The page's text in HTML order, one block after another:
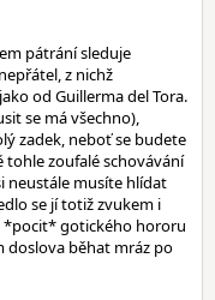
pátrání sleduje
z nichž
od Guillerma del Tora.
se má všechno),
zadek, neboť se budete
tohle zoufalé schovávání
neustále musíte hlídat
se jí totiž zvukem i
*pocit* gotického hororu
doslova běhat mráz po